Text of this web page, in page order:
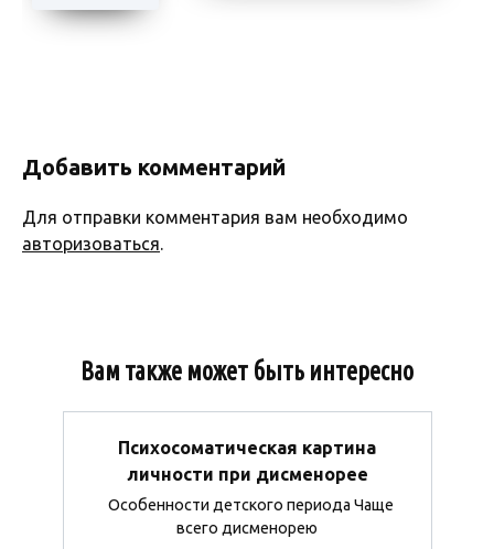
Добавить комментарий
Для отправки комментария вам необходимо
авторизоваться.
Вам также может быть интересно
Психосоматическая картина
личности при дисменорее
Особенности детского периода Чаще
всего дисменорею